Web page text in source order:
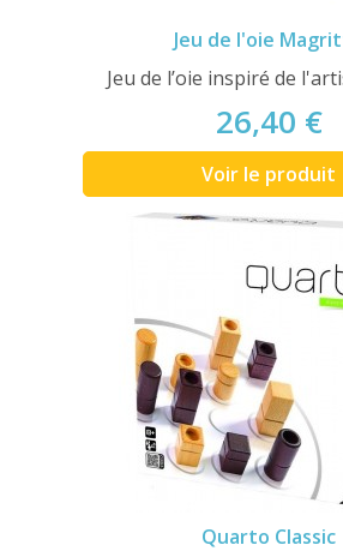
Jeu de l'oie
Jeu de l’oie inspiré de
26,40 €
Voir le produit
Quarto Classic